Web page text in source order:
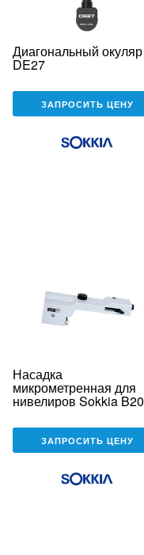
Диагональный окуляр
DE27
ЗАПРОСИТЬ ЦЕНУ
Насадка
микрометренная для
нивелиров Sokkia B20
ЗАПРОСИТЬ ЦЕНУ